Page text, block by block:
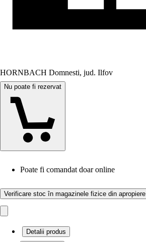
HORNBACH Domnesti, jud. Ilfov
Nu poate fi rezervat
Poate fi comandat doar online
Verificare stoc în magazinele fizice din apropiere
Detalii produs